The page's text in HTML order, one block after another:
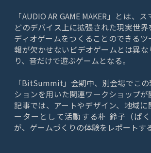
「AUDIO AR GAME MAKER」とは、
どのデバイス上に拡張された現実世
ディオゲームをつくることのできる
報が欠かせないビデオゲームとは異な
り、音だけで遊ぶゲームとなる。
「BitSummit」会期中、別会場でこ
ションを用いた関連ワークショップ
記事では、アートやデザイン、地域
ーターとして活動する朴 鈴子（ぱく
が、ゲームづくりの体験をレポートす